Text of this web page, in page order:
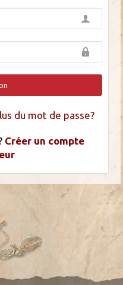
du mot de passe?
Créer un compte